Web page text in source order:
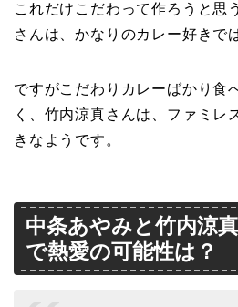
これだけこだわって作ろうと思
さんは、かなりのカレー好き で
ですがこだわりカレーばかり食
く、竹内涼真さんは、ファミレ
きなようです。
中条あやみと竹内涼
で熱愛の可能性は？